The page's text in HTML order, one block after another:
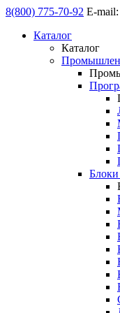
8(800) 775-70-92 E-mail:
Каталог
Каталог